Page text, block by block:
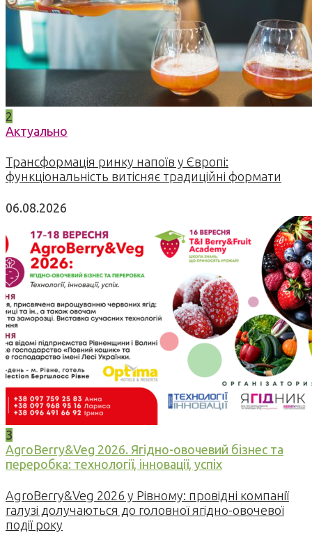
2
Актуально
Трансформація ринку напоїв у Європі:
функціональність витісняє традиційні формати
06.08.2026
3
AgroBerry&Veg 2026. Ягідно-овочевий бізнес та
переробка: технології, інновації, успіх
AgroBerry&Veg 2026 у Рівному: провідні компанії
галузі долучаються до головної ягідно-овочевої
події року